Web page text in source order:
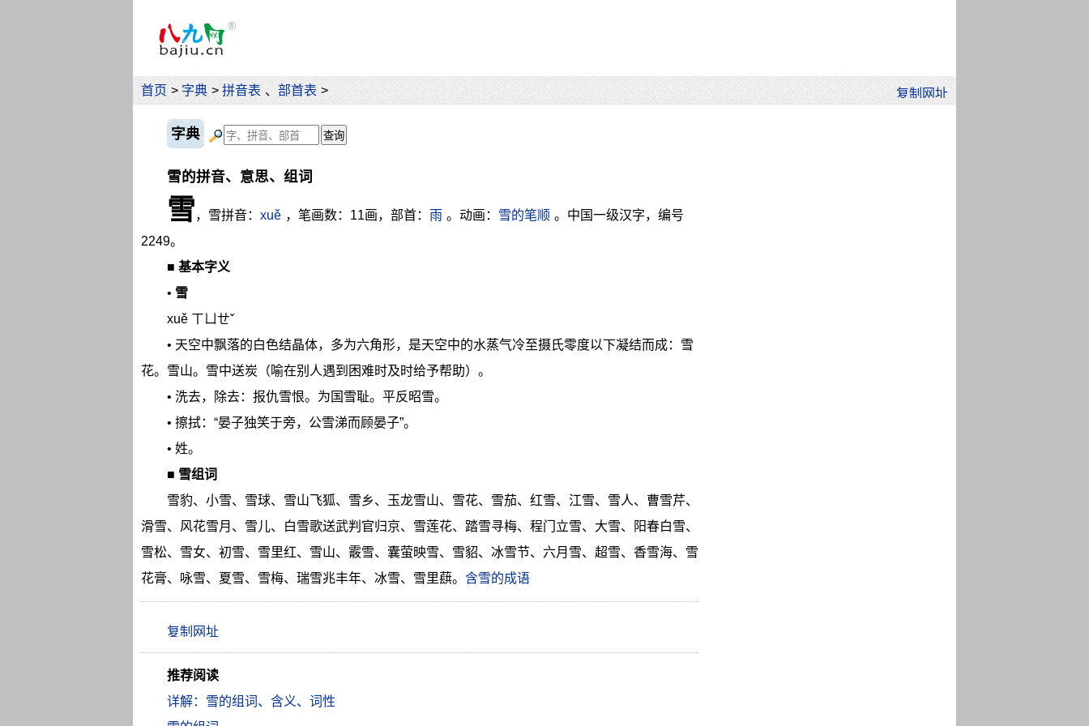
首页 > 字典 > 拼音表 、 部首表 >
字典
雪的拼音、意思、组词
雪，雪拼音： xuě ，笔画数：11画，部首： 雨 。动画： 雪的笔顺 。中国一级汉字，编号
2249。
■ 基本字义
• 雪
xuě ㄒㄩㄝˇ
• 天空中飘落的白色结晶体，多为六角形，是天空中的水蒸气冷至摄氏零度以下凝结而成：雪
花。雪山。雪中送炭（喻在别人遇到困难时及时给予帮助）。
• 洗去，除去：报仇雪恨。为国雪耻。平反昭雪。
• 擦拭：“晏子独笑于旁，公雪涕而顾晏子”。
• 姓。
■ 雪组词
雪豹、小雪、雪球、雪山飞狐、雪乡、玉龙雪山、雪花、雪茄、红雪、江雪、雪人、曹雪芹、
滑雪、风花雪月、雪儿、白雪歌送武判官归京、雪莲花、踏雪寻梅、程门立雪、大雪、阳春白雪、
雪松、雪女、初雪、雪里红、雪山、霰雪、囊萤映雪、雪貂、冰雪节、六月雪、超雪、香雪海、雪
花膏、咏雪、夏雪、雪梅、瑞雪兆丰年、冰雪、雪里蕻。 含雪的成语
推荐阅读
详解：雪的组词、含义、词性